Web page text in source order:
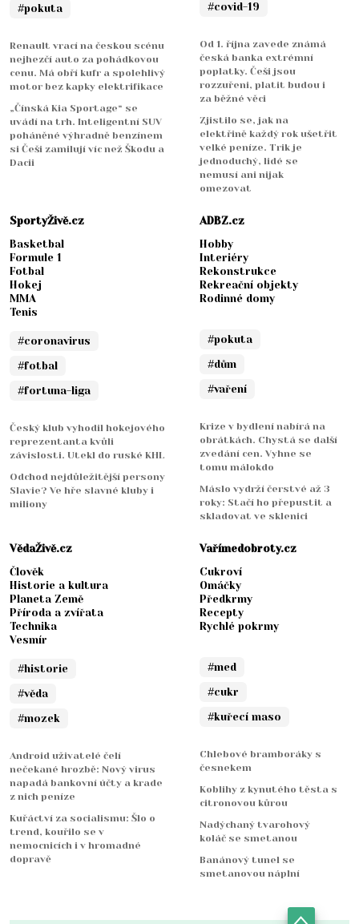
#pokuta
Renault vrací na českou scénu
nejhezčí auto za pohádkovou
cenu. Má obří kufr a spolehlivý
motor bez kapky elektrifikace
„Čínská Kia Sportage“ se
uvádí na trh. Inteligentní SUV
poháněné výhradně benzínem
si Češi zamilují víc než Škodu a
Dacii
#covid-19
Od 1. října zavede známá
česká banka extrémní
poplatky. Češi jsou
rozzuřeni, platit budou i
za běžné věci
Zjistilo se, jak na
elektřině každý rok ušetřit
velké peníze. Trik je
jednoduchý, lidé se
nemusí ani nijak
omezovat
SportyŽivě.cz
Basketbal
Formule 1
Fotbal
Hokej
MMA
Tenis
#coronavirus
#fotbal
#fortuna-liga
Český klub vyhodil hokejového
reprezentanta kvůli
závislosti. Utekl do ruské KHL
Odchod nejdůležitější persony
Slavie? Ve hře slavné kluby i
miliony
ADBZ.cz
Hobby
Interiéry
Rekonstrukce
Rekreační objekty
Rodinné domy
#pokuta
#dům
#vaření
Krize v bydlení nabírá na
obrátkách. Chystá se další
zvedání cen. Vyhne se
tomu málokdo
Máslo vydrží čerstvé až 3
roky: Stačí ho přepustit a
skladovat ve sklenici
VědaŽivě.cz
Člověk
Historie a kultura
Planeta Země
Příroda a zvířata
Technika
Vesmír
#historie
#věda
#mozek
Android uživatelé čelí
nečekané hrozbě: Nový virus
napadá bankovní účty a krade
z nich peníze
Kuřáctví za socialismu: Šlo o
trend, kouřilo se v
nemocnicích i v hromadné
dopravě
Vařímedobroty.cz
Cukroví
Omáčky
Předkrmy
Recepty
Rychlé pokrmy
#med
#cukr
#kuřecí maso
Chlebové bramboráky s
česnekem
Koblihy z kynutého těsta s
citronovou kůrou
Nadýchaný tvarohový
koláč se smetanou
Banánový tunel se
smetanovou náplní